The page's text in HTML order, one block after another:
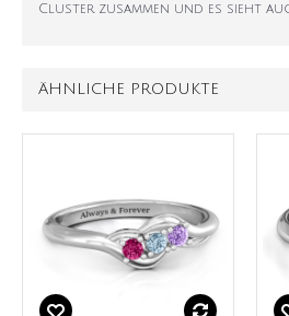
Cluster zusammen und es sieht
ÄHNLICHE PRODUKTE